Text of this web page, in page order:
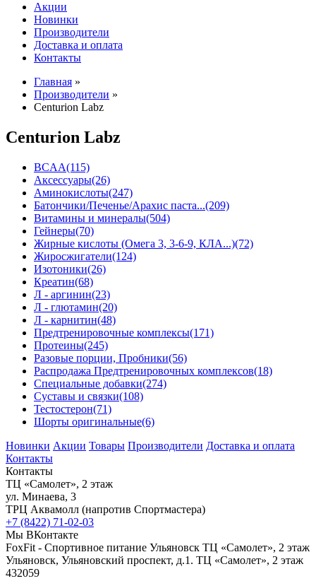
Акции
Новинки
Производители
Доставка и оплата
Контакты
Главная »
Производители »
Centurion Labz
Centurion Labz
BCAA(115)
Аксессуары(26)
Аминокислоты(247)
Батончики/Печенье/Арахис паста...(209)
Витамины и минералы(504)
Гейнеры(70)
Жирные кислоты (Омега 3, 3-6-9, КЛА...)(72)
Жиросжигатели(124)
Изотоники(26)
Креатин(68)
Л - аргинин(23)
Л - глютамин(20)
Л - карнитин(48)
Предтренировочные комплексы(171)
Протеины(245)
Разовые порции, Пробники(56)
Распродажа Предтренировочных комплексов(18)
Специальные добавки(274)
Суставы и связки(108)
Тестостерон(71)
Шорты оригинальные(6)
Новинки Акции Товары Производители Доставка и оплата
Контакты
Контакты
ТЦ «Самолет», 2 этаж
ул. Минаева, 3
ТРЦ Аквамолл (напротив Спортмастера)
+7 (8422) 71-02-03
Мы ВКонтакте
FoxFit - Спортивное питание Ульяновск ТЦ «Самолет», 2 этаж
Ульяновск, Ульяновский проспект, д.1. ТЦ «Самолет», 2 этаж
432059